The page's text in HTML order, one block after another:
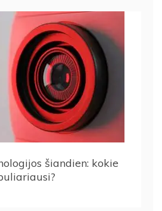
šiandien: kokie